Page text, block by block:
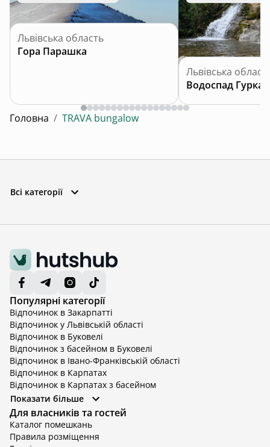
Львівська область
Гора Парашка
Львівська
Водоспад
Головна / TRAVA bungalow
Всі категорії
Популярні категорії
Відпочинок в Закарпатті
Відпочинок у Львівській області
Відпочинок в Буковелі
Відпочинок з басейном в Буковелі
Відпочинок в Івано-Франківській області
Відпочинок в Карпатах
Відпочинок в Карпатах з басейном
Відпочинок в Київській області
Відпочинок в Київській області з басейном
Відпочинок в Тернопільській області
Відпочинок у Вінницькій області
Показати більше
Для власників та гостей
Каталог помешкань
Правила розміщення